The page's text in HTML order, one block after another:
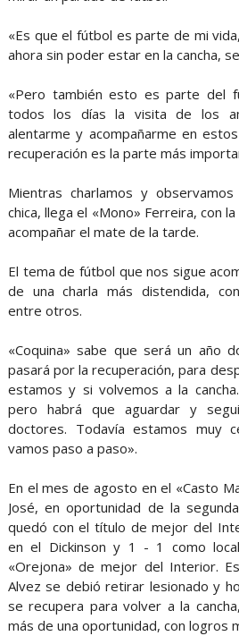
«Es que el fútbol es parte de mi
ahora sin poder estar en la cancha,
«Pero también esto es parte del
todos los días la visita de los
alentarme y acompañarme en
recuperación es la parte más
Mientras charlamos y
chica, llega el «Mono» Ferreira, con
acompañar el mate de la tarde.
El tema de fútbol que nos sigue
de una charla más distendida,
entre otros.
«Coquina» sabe que será un año
pasará por la recuperación, para
estamos y si volvemos a la
pero habrá que aguardar y
doctores. Todavía estamos muy
vamos paso a paso».
En el mes de agosto en el «Casto
José, en oportunidad de la
quedó con el título de mejor del
en el Dickinson y 1 - 1 como
«Orejona» de mejor del Interior.
Alvez se debió retirar lesionado y
se recupera para volver a la
más de una oportunidad, con logros